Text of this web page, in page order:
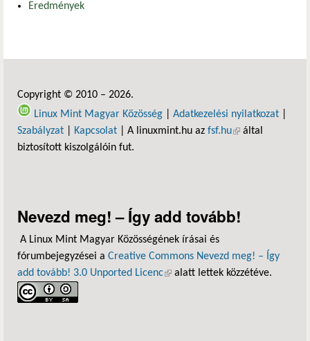
Eredmények
Copyright © 2010 – 2026.
Linux Mint Magyar Közösség
Adatkezelési nyilatkozat
Szabályzat
Kapcsolat | A linuxmint.hu az fsf.hu(külső hivatkozás)
által
biztosított kiszolgálóin fut.
Nevezd meg! – Így add tovább!
A Linux Mint Magyar Közösségének írásai és
fórumbejegyzései a Creative Commons Nevezd meg! – Így
add tovább! 3.0 Unported Licenc(külső hivatkozás)
alatt lettek közzétéve.